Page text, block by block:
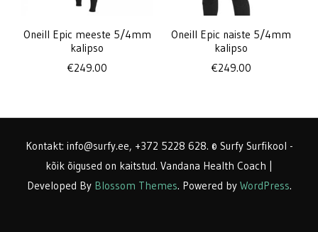
Oneill Epic meeste 5/4mm
kalipso
€249.00
Oneill Epic naiste 5/4mm
kalipso
€249.00
Kontakt: info@surfy.ee, +372 5228 628. © Surfy Surfikool -
kõik õigused on kaitstud. Vandana Health Coach |
Developed By Blossom Themes. Powered by WordPress.